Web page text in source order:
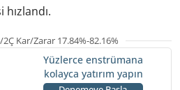
Kar/Zarar 17.84%-82.16%
Yüzlerce enstrümana
kolayca yatırım yapın